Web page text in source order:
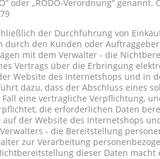
oder „RODO-Verordnung“
der Durchführung von
durch den Kunden oder
mit dem Verwalter - die
Vertrags über die Erbringung
Website des Internetshops und in
dazu, dass der Abschluss eines
eine vertragliche Verpflichtung,
die erforderlichen Daten
der Website des Internetshops
- die Bereitstellung
zur Verarbeitung
dieser Daten